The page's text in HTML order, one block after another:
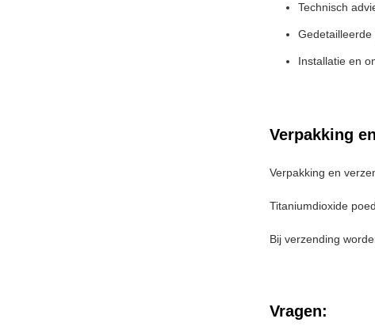
Technisch
Installatie en
Verpakking
Verpakking en
Titaniumdioxide
Bij verzending
Vragen: